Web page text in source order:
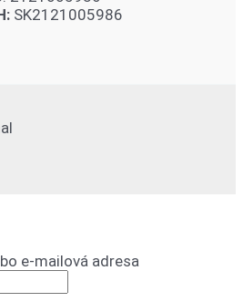
SK2121005986
e-mailová adresa